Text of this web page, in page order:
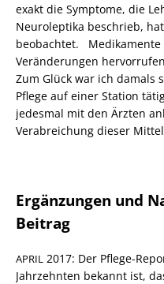
exakt die Symptome, die
Neuroleptika beschrieb,
beobachtet.
Veränderungen
Zum Glück war ich damals
Pflege auf einer Station
jedesmal mit den Ärzten
Verabreichung dieser
Ergänzungen und
Beitrag
APRIL 2017: Der Pflege-
Jahrzehnten bekannt ist,